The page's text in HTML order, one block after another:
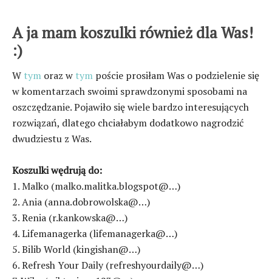
A ja mam koszulki również dla Was!
:)
W tym oraz w tym poście prosiłam Was o podzielenie się
w komentarzach swoimi sprawdzonymi sposobami na
oszczędzanie. Pojawiło się wiele bardzo interesujących
rozwiązań, dlatego chciałabym dodatkowo nagrodzić
dwudziestu z Was.
Koszulki wędrują do:
1. Malko (malko.malitka.blogspot@…)
2. Ania (anna.dobrowolska@…)
3. Renia (r.kankowska@…)
4. Lifemanagerka (lifemanagerka@…)
5. Bilib World (kingishan@…)
6. Refresh Your Daily (refreshyourdaily@…)